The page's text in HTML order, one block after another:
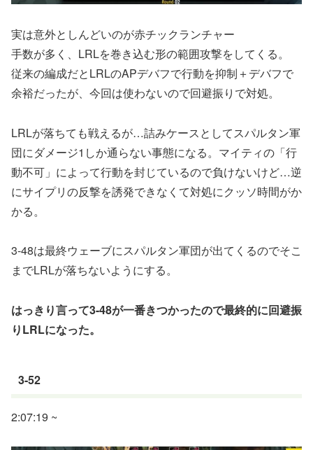
実は意外としんどいのが赤チックランチャー
手数が多く、LRLを巻き込む形の範囲攻撃をしてくる。
従来の編成だとLRLのAPデバフで行動を抑制＋デバフで
余裕だったが、今回は使わないので回避振りで対処。
LRLが落ちても戦えるが…詰みケースとしてスパルタン軍
団にダメージ1しか通らない事態になる。マイティの「行
動不可」によって行動を封じているので負けないけど…逆
にサイプリの反撃を誘発できなくて対処にクッソ時間がか
かる。
3-48は最終ウェーブにスパルタン軍団が出てくるのでそこ
までLRLが落ちないようにする。
はっきり言って3-48が一番きつかったので最終的に回避振
りLRLになった。
3-52
2:07:19 ~